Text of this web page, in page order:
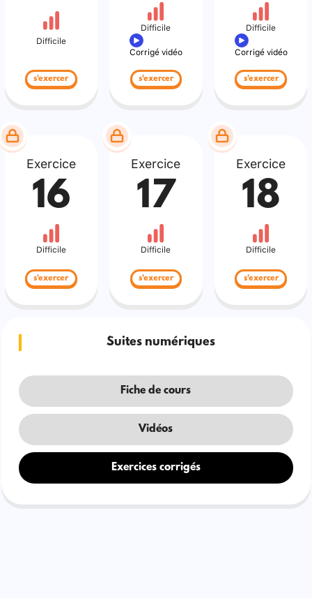
Difficile
s'exercer
Difficile
Corrigé vidéo
s'exercer
Difficile
Corrigé vidéo
s'exercer
Exercice
16
Difficile
s'exercer
Exercice
17
Difficile
s'exercer
Exercice
18
Difficile
s'exercer
Suites numériques
Fiche de cours
Vidéos
Exercices corrigés